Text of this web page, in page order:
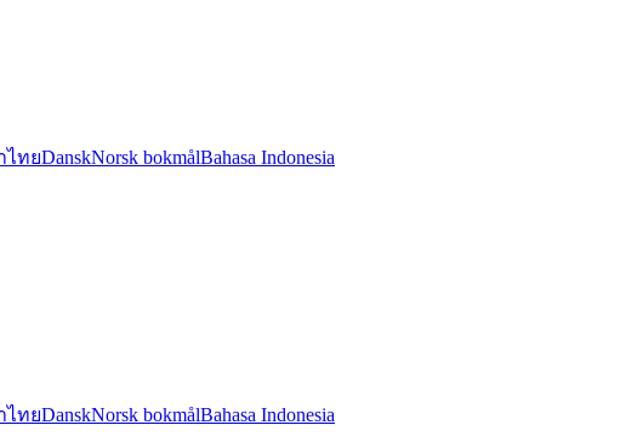
ไทยDanskNorsk bokmålBahasa Indonesia
ไทยDanskNorsk bokmålBahasa Indonesia